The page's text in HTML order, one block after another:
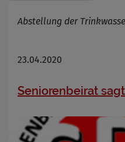
Abstellung der
23.04.2020
Seniorenbeirat